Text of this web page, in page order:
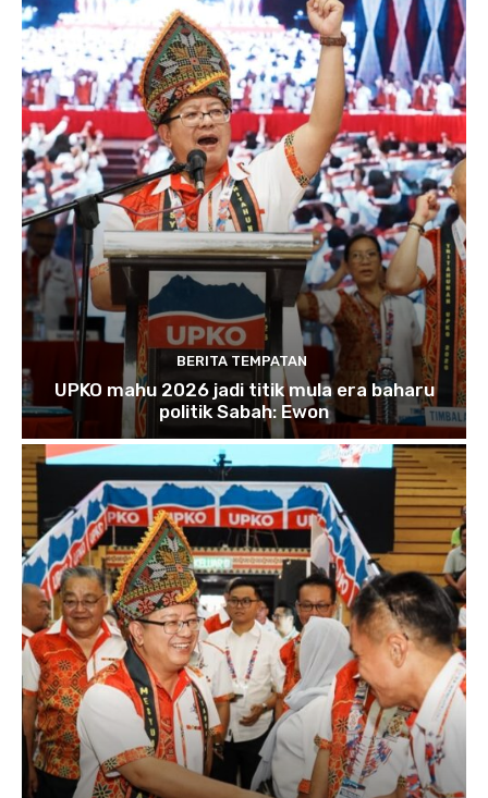
BERITA TEMPATAN
UPKO mahu 2026 jadi titik mula era baharu
politik Sabah: Ewon